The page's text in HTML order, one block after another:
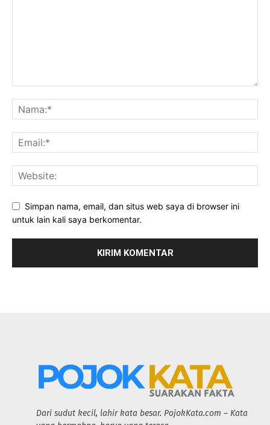
Simpan nama, email, dan situs web saya di browser ini
untuk lain kali saya berkomentar.
Dari sudut kecil, lahir kata besar. PojokKata.com – Kata